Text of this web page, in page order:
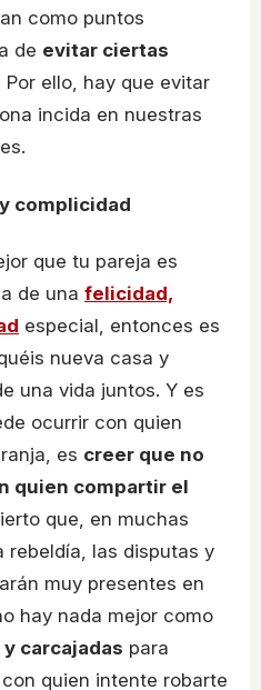
como puntos
de evitar ciertas
Por ello, hay que evitar
incida en nuestras
complicidad
que tu pareja es
de una felicidad,
especial, entonces es
nueva casa y
una vida juntos. Y es
ocurrir con quien
es creer que no
quien compartir el
que, en muchas
rebeldía, las disputas y
muy presentes en
hay nada mejor como
carcajadas para
quien intente robarte